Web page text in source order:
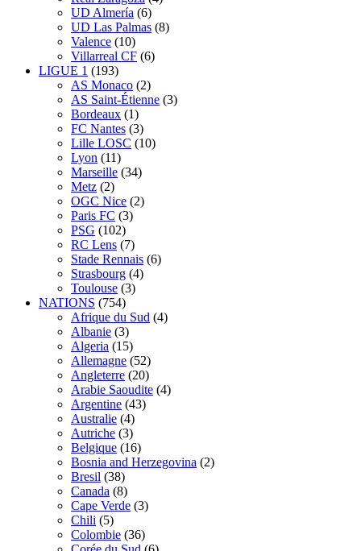
UD Almería (6)
UD Las Palmas (8)
Valence (10)
Villarreal CF (6)
LIGUE 1 (193)
AS Monaco (2)
AS Saint-Étienne (3)
Bordeaux (1)
FC Nantes (3)
Lille LOSC (10)
Lyon (11)
Marseille (34)
Metz (2)
OGC Nice (2)
Paris FC (3)
PSG (102)
RC Lens (7)
Stade Rennais (6)
Strasbourg (4)
Toulouse (3)
NATIONS (754)
Afrique du Sud (4)
Albanie (3)
Algeria (15)
Allemagne (52)
Angleterre (20)
Arabie Saoudite (4)
Argentine (43)
Australie (4)
Autriche (3)
Belgique (16)
Bosnia and Herzegovina (2)
Bresil (38)
Canada (8)
Cape Verde (3)
Chili (5)
Colombie (36)